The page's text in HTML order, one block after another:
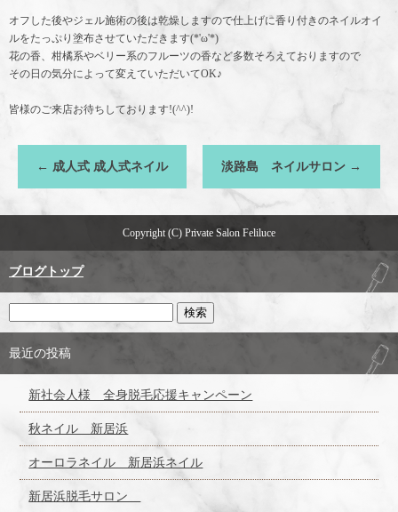
オフした後やジェル施術の後は乾燥しますので仕上げに香り付きのネイルオイ
ルをたっぷり塗布させていただきます(*'ω'*)
花の香、柑橘系やベリー系のフルーツの香など多数そろえておりますので
その日の気分によって変えていただいてOK♪
皆様のご来店お待ちしております!(^^)!
← 成人式 成人式ネイル 淡路島 ネイルサロン →
Copyright (C) Private Salon Feliluce
ブログトップ
最近の投稿
新社会人様 全身脱毛応援キャンペーン
秋ネイル 新居浜
オーロラネイル 新居浜ネイル
新居浜脱毛サロン